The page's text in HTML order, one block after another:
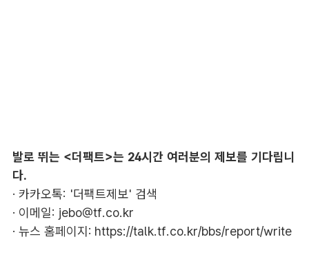
발로 뛰는 <더팩트>는 24시간 여러분의 제보를 기다립니
다.
· 카카오톡: '더팩트제보' 검색
· 이메일: jebo@tf.co.kr
· 뉴스 홈페이지: https://talk.tf.co.kr/bbs/report/write